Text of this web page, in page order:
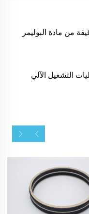
من مادة البوليمر
التشغيل الآلي